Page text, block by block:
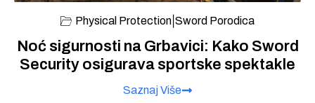
Physical Protection Sword Porodica
Noć sigurnosti na Grbavici: Kako Sword
Security osigurava sportske spektakle
Saznaj Više